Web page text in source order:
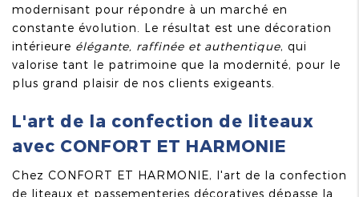
modernisant pour répondre à un marché en
constante évolution. Le résultat est une décoration
intérieure élégante, raffinée et authentique, qui
valorise tant le patrimoine que la modernité, pour le
plus grand plaisir de nos clients exigeants.
L'art de la confection de liteaux
avec CONFORT ET HARMONIE
Chez CONFORT ET HARMONIE, l'art de la confection
de liteaux et passementeries décoratives dépasse la